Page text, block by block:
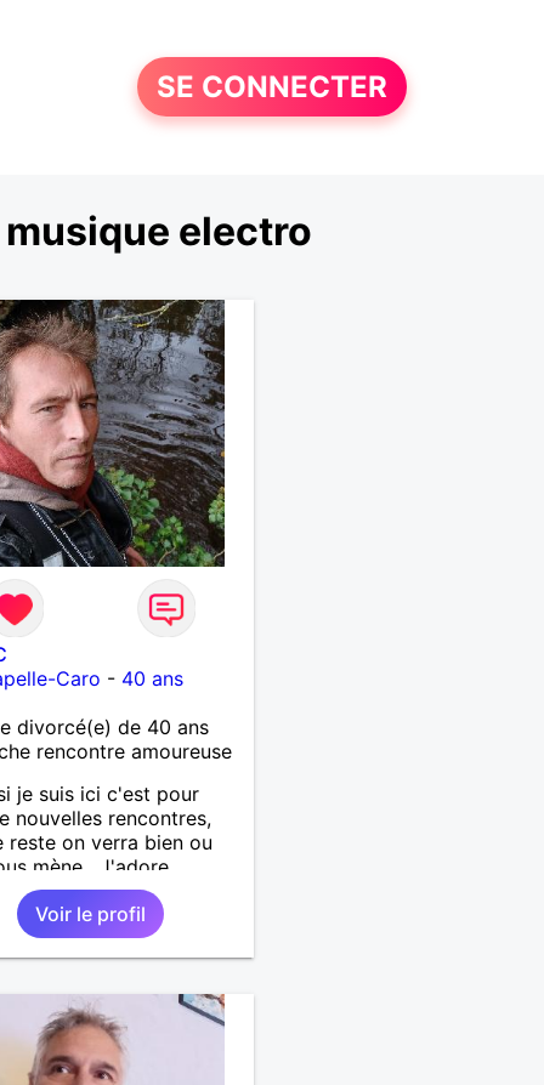
SE CONNECTER
electro
Caro - 40 ans
divorcé(e) de 40 ans
rencontre amoureuse
je suis ici c'est pour
nouvelles rencontres,
reste on verra bien ou
mène . J'adore
de nouvelles choses ,
vous voulez m'initier à
vos activités je suis
Voir le profil